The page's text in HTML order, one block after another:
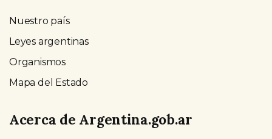
Nuestro país
Leyes argentinas
Organismos
Mapa del Estado
Acerca de Argentina.gob.ar